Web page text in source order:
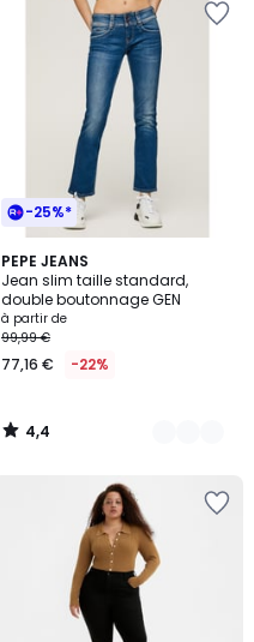
-25%*
PEPE JEANS
Jean slim taille standard,
double boutonnage GEN
à partir de
99,99 €
77,16 € -22%
4,4
/ 5
6
Couleurs
4,4
/